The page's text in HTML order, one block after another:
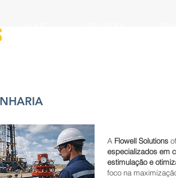
A Flowell Solutions
especializados em
estimulação e
foco na